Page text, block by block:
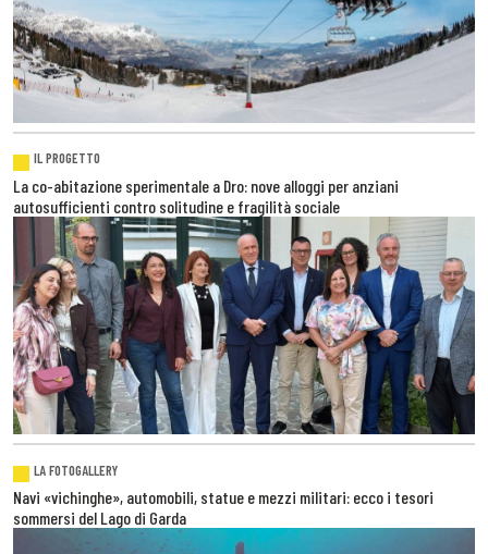
IL PROGETTO
La co-abitazione sperimentale a Dro: nove alloggi per anziani
autosufficienti contro solitudine e fragilità sociale
LA FOTOGALLERY
Navi «vichinghe», automobili, statue e mezzi militari: ecco i tesori
sommersi del Lago di Garda